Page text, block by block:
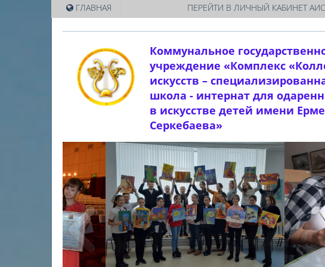
ГЛАВНАЯ ПЕРЕЙТИ В ЛИЧНЫЙ КАБИНЕТ АИС
Коммунальное
учреждение «Комплекс
искусств –
школа - интернат для
в искусстве детей имени
Серкебаева»